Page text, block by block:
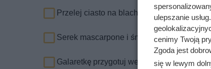
Przelej ciasto na blachę z papierem do
Serek mascarpone i śmietanę połącz za
Galaretkę przygotuj według instrukcji na
ulepszanie
cenimy Twoją
Zgoda jest
się w lewym